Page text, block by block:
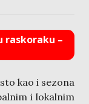
raskoraku –
kao i sezona
i lokalnim